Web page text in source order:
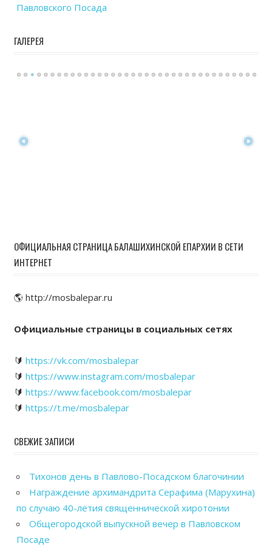
Павловского Посада
ГАЛЕРЕЯ
ОФИЦИАЛЬНАЯ СТРАНИЦА БАЛАШИХИНСКОЙ ЕПАРХИИ В СЕТИ
ИНТЕРНЕТ
🌎 http://mosbalepar.ru
Официальные страницы в социальных сетях
🔰 https://vk.com/mosbalepar
🔰 https://www.instagram.com/mosbalepar
🔰 https://www.facebook.com/mosbalepar
🔰 https://t.me/mosbalepar
СВЕЖИЕ ЗАПИСИ
Тихонов день в Павлово-Посадском благочинии
Награждение архимандрита Серафима (Марухина)
по случаю 40-летия священнической хиротонии
Общегородской выпускной вечер в Павловском
Посаде